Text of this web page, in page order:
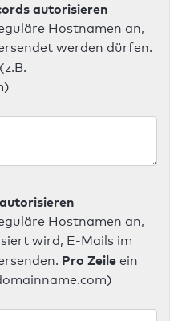
autorisieren
Hostnamen an,
werden dürfen.
Hostnamen an,
wird, E-Mails im
Pro Zeile ein